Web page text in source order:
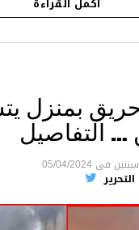
قياسي من
على
بمنزل
التفاصيل
فى 05/04/2024